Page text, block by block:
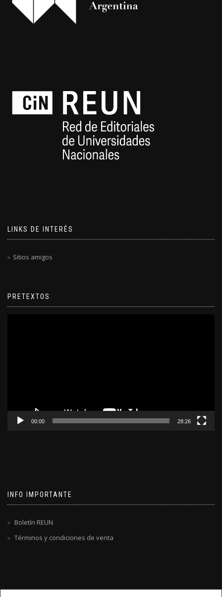
LINKS DE INTERÉS
Sitios amigos
PRETEXTOS
00:00 28:26
INFO IMPORTANTE
Boletín REUN
Términos y condiciones de venta